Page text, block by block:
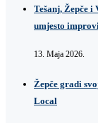
Tešanj, Žepče
umjesto
13. Maja 2026.
Žepče gradi
Local